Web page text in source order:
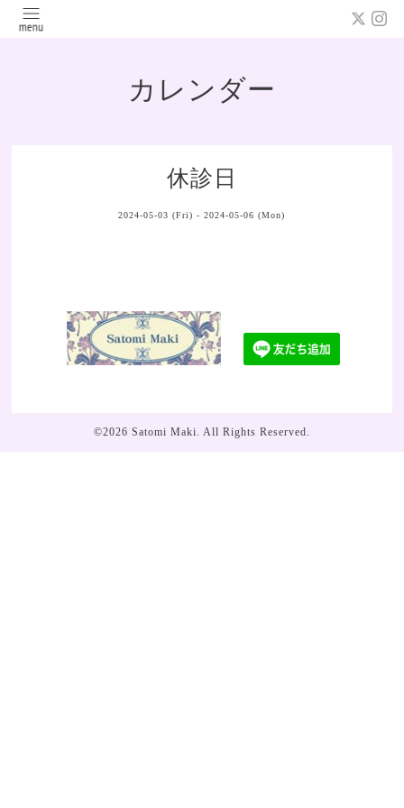
カレンダー
休診日
2024-05-03 (Fri) - 2024-05-06 (Mon)
©2026 Satomi Maki. All Rights Reserved.